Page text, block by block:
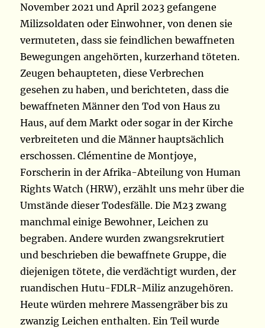
November 2021 und April 2023 gefangene
Milizsoldaten oder Einwohner, von denen sie
vermuteten, dass sie feindlichen bewaffneten
Bewegungen angehörten, kurzerhand töteten.
Zeugen behaupteten, diese Verbrechen
gesehen zu haben, und berichteten, dass die
bewaffneten Männer den Tod von Haus zu
Haus, auf dem Markt oder sogar in der Kirche
verbreiteten und die Männer hauptsächlich
erschossen. Clémentine de Montjoye,
Forscherin in der Afrika-Abteilung von Human
Rights Watch (HRW), erzählt uns mehr über die
Umstände dieser Todesfälle. Die M23 zwang
manchmal einige Bewohner, Leichen zu
begraben. Andere wurden zwangsrekrutiert
und beschrieben die bewaffnete Gruppe, die
diejenigen tötete, die verdächtigt wurden, der
ruandischen Hutu-FDLR-Miliz anzugehören.
Heute würden mehrere Massengräber bis zu
zwanzig Leichen enthalten. Ein Teil wurde